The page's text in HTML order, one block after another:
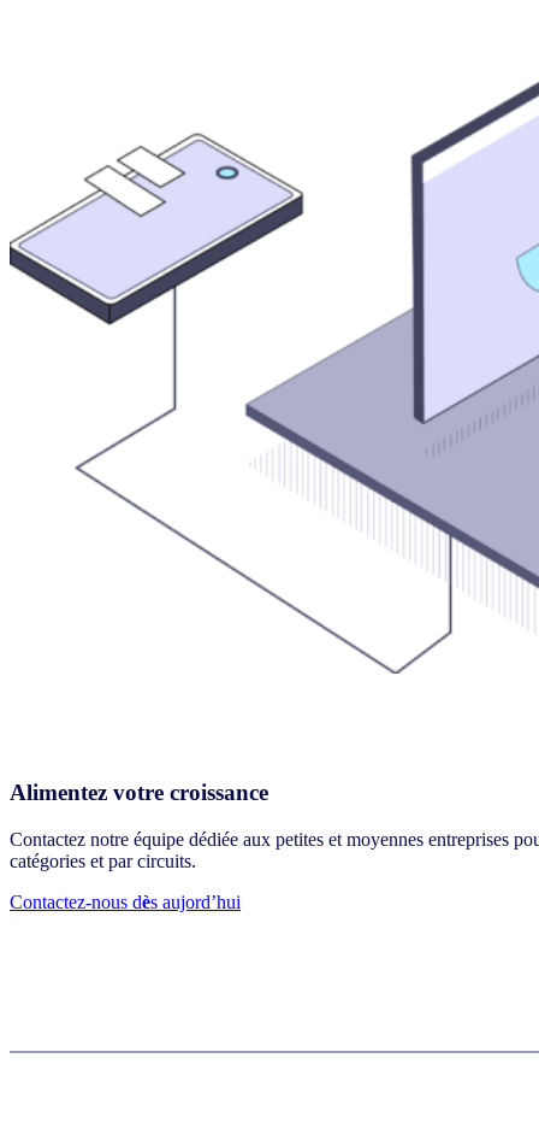
Alimentez votre croissance
Contactez notre équipe dédiée aux petites et moyennes entreprises
catégories et par circuits.
Contactez-nous dès aujord’hui